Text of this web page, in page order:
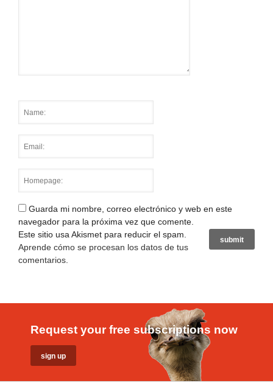
Guarda mi nombre, correo electrónico y web en este
navegador para la próxima vez que comente.
Este sitio usa Akismet para reducir el spam.
Aprende cómo se procesan los datos de tus
comentarios
Request your free subscriptions now